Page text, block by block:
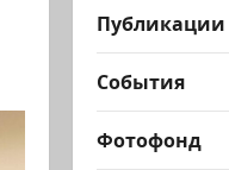
Публикации
События
Фотофонд